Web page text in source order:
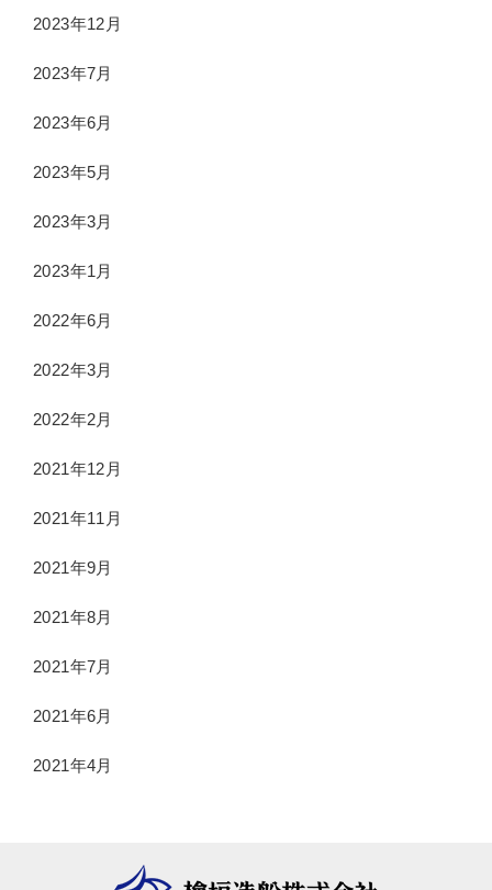
2023年12月
2023年7月
2023年6月
2023年5月
2023年3月
2023年1月
2022年6月
2022年3月
2022年2月
2021年12月
2021年11月
2021年9月
2021年8月
2021年7月
2021年6月
2021年4月